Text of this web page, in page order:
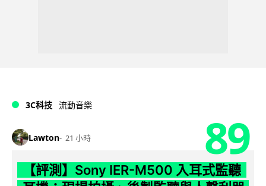
3C科技 流動音樂
Lawton 21 小時 89
【評測】Sony IER-M500 入耳式監聽